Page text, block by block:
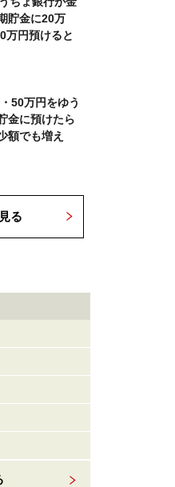
貯金に20万
万円預けると
50万円をゆう
金に預けたら
額でも増え
る